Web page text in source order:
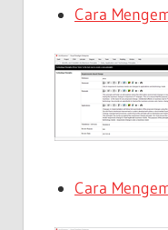
Cara
Cara